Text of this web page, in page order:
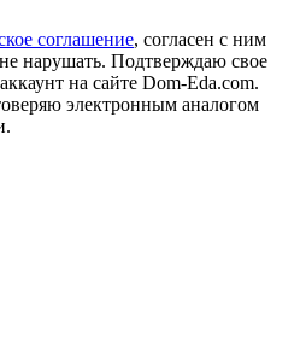
соглашение, согласен с ним
нарушать. Подтверждаю свое
на сайте Dom-Eda.com.
электронным аналогом